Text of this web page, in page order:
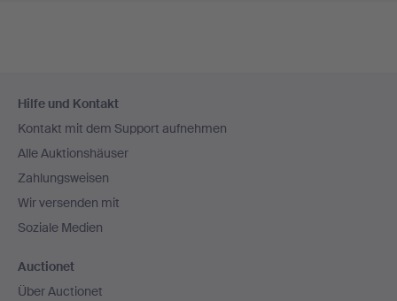
Navigation
Hilfe und Kontakt
Kontakt mit dem Support aufnehmen
Alle Auktionshäuser
Zahlungsweisen
Wir versenden mit
Soziale Medien
Auctionet
Über Auctionet